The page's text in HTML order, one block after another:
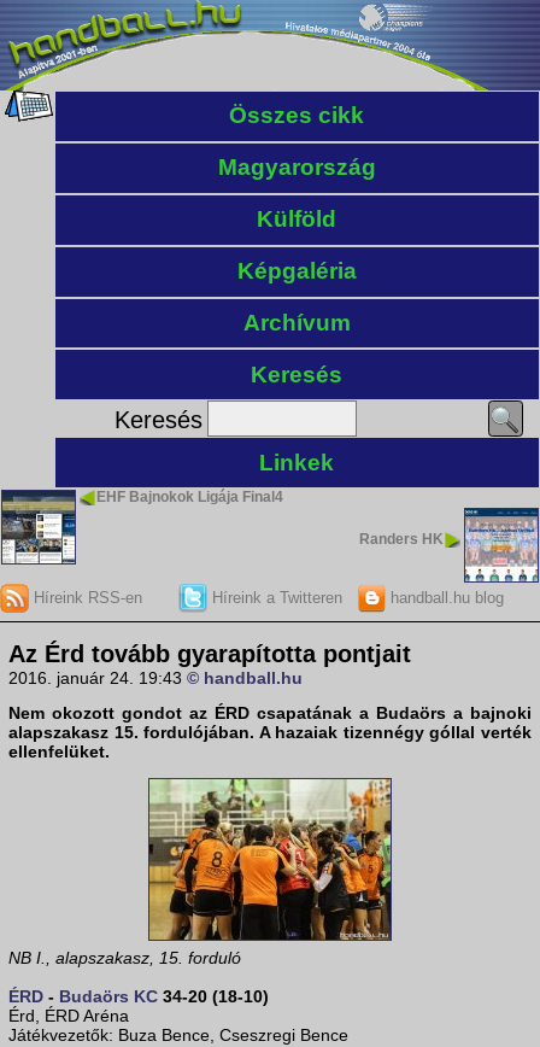
Összes cikk
Magyarország
Külföld
Képgaléria
Archívum
Keresés
Keresés
Linkek
EHF Bajnokok Ligája Final4
Randers HK
Híreink RSS-en Híreink a Twitteren handball.hu blog
Az Érd tovább gyarapította pontjait
2016. január 24. 19:43 © handball.hu
Nem okozott gondot az ÉRD csapatának a Budaörs a bajnoki
alapszakasz 15. fordulójában. A hazaiak tizennégy góllal verték
ellenfelüket.
NB I., alapszakasz, 15. forduló
ÉRD - Budaörs KC 34-20 (18-10)
Érd, ÉRD Aréna
Játékvezetők: Buza Bence, Cseszregi Bence